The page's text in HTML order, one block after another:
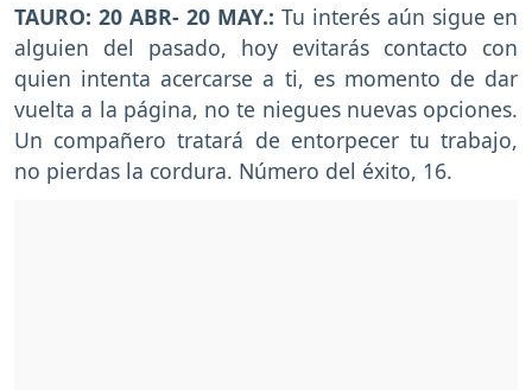
TAURO: 20 ABR- 20 MAY.: Tu interés aún sigue en
alguien del pasado, hoy evitarás contacto con
quien intenta acercarse a ti, es momento de dar
vuelta a la página, no te niegues nuevas opciones.
Un compañero tratará de entorpecer tu trabajo,
no pierdas la cordura. Número del éxito, 16.